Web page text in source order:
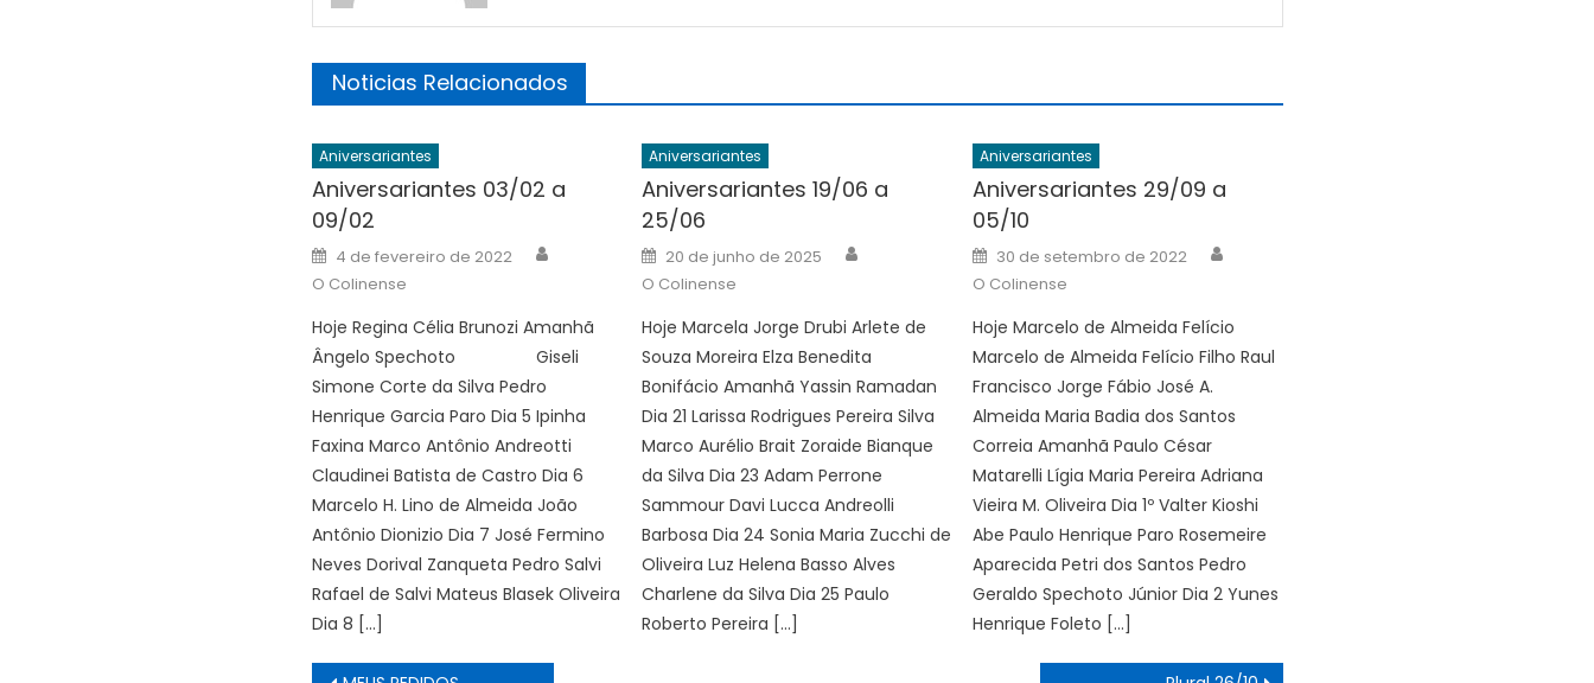
Noticias Relacionados
Aniversariantes
Aniversariantes 03/02 a
09/02
Posted
on
4 de fevereiro de 2022
O Colinense
Hoje Regina Célia Brunozi Amanhã
Ângelo Spechoto Giseli
Simone Corte da Silva Pedro
Henrique Garcia Paro Dia 5 Ipinha
Faxina Marco Antônio Andreotti
Claudinei Batista de Castro Dia 6
Marcelo H. Lino de Almeida João
Antônio Dionizio Dia 7 José Fermino
Neves Dorival Zanqueta Pedro Salvi
Rafael de Salvi Mateus Blasek Oliveira
Dia 8 […]
Aniversariantes
Aniversariantes 19/06 a
25/06
Posted
on
20 de junho de 2025
O Colinense
Hoje Marcela Jorge Drubi Arlete de
Souza Moreira Elza Benedita
Bonifácio Amanhã Yassin Ramadan
Dia 21 Larissa Rodrigues Pereira Silva
Marco Aurélio Brait Zoraide Bianque
da Silva Dia 23 Adam Perrone
Sammour Davi Lucca Andreolli
Barbosa Dia 24 Sonia Maria Zucchi de
Oliveira Luz Helena Basso Alves
Charlene da Silva Dia 25 Paulo
Roberto Pereira […]
Aniversariantes
Aniversariantes 29/09 a
05/10
Posted
on
30 de setembro de 2022
O Colinense
Hoje Marcelo de Almeida Felício
Marcelo de Almeida Felício Filho Raul
Francisco Jorge Fábio José A.
Almeida Maria Badia dos Santos
Correia Amanhã Paulo César
Matarelli Lígia Maria Pereira Adriana
Vieira M. Oliveira Dia 1º Valter Kioshi
Abe Paulo Henrique Paro Rosemeire
Aparecida Petri dos Santos Pedro
Geraldo Spechoto Júnior Dia 2 Yunes
Henrique Foleto […]